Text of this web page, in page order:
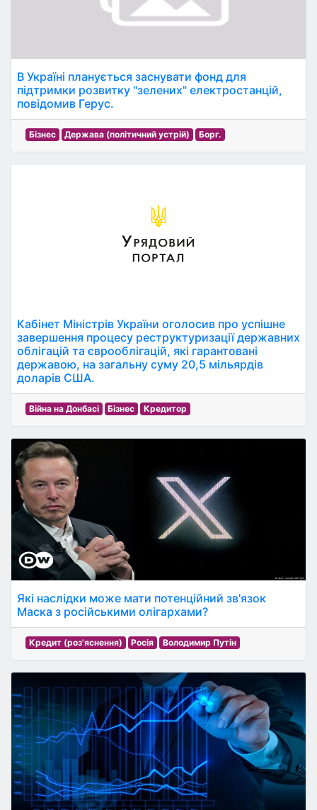
В Україні планується заснувати фонд для
підтримки розвитку "зелених" електростанцій,
повідомив Герус.
Бізнес Держава (політичний устрій) Борг.
Кабінет Міністрів України оголосив про успішне
завершення процесу реструктуризації державних
облігацій та єврооблігацій, які гарантовані
державою, на загальну суму 20,5 мільярдів
доларів США.
Війна на Донбасі Бізнес Кредитор
Які наслідки може мати потенційний зв'язок
Маска з російськими олігархами?
Кредит (роз'яснення) Росія Володимир Путін